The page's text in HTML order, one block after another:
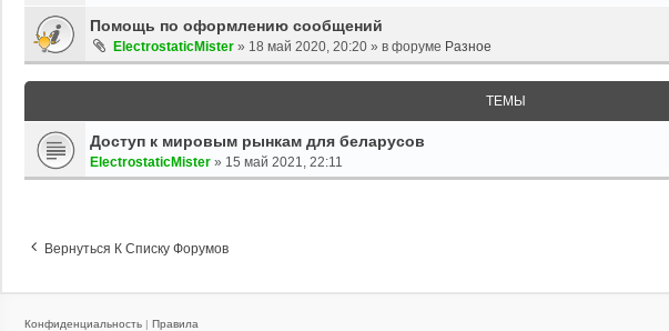
Помощь по оформлению сообщений
ElectrostaticMister » 18 май 2020, 20:20 » в форуме Разное
ТЕМЫ
Доступ к мировым рынкам для беларусов
ElectrostaticMister » 15 май 2021, 22:11
Вернуться К Списку Форумов
Конфиденциальность | Правила